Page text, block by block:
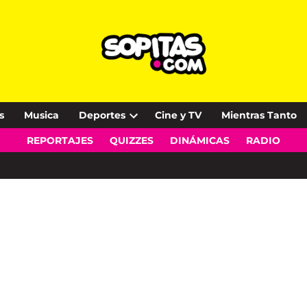
Musica Deportes
Open
dropdown
Cine y TV Mientras Tanto
REPORTAJES QUIZZES DINÁMICAS RADIO